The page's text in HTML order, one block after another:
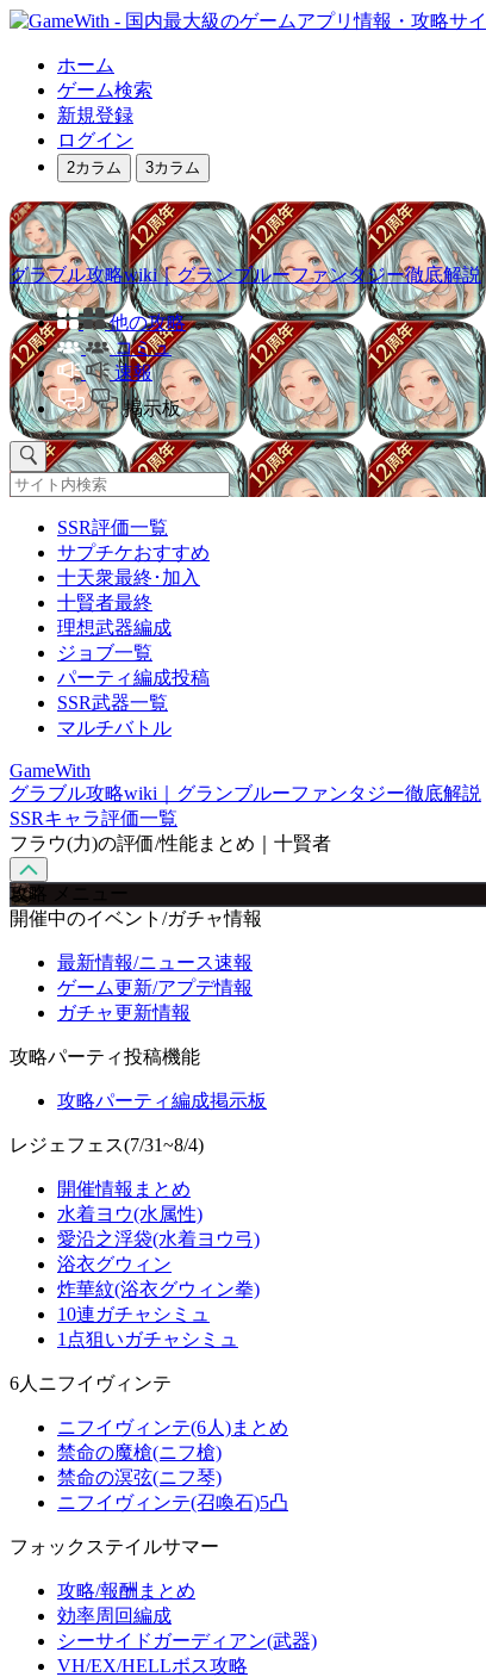
ホーム
ゲーム検索
新規登録
ログイン
2カラム 3カラム
グラブル攻略wiki｜グランブルーファンタジー徹底解説
他の攻略
コミュ
速報
掲示板
SSR評価一覧
サプチケおすすめ
十天衆最終･加入
十賢者最終
理想武器編成
ジョブ一覧
パーティ編成投稿
SSR武器一覧
マルチバトル
GameWith
グラブル攻略wiki｜グランブルーファンタジー徹底解説
SSRキャラ評価一覧
フラウ(力)の評価/性能まとめ｜十賢者
攻略 メニュー
開催中のイベント/ガチャ情報
最新情報/ニュース速報
ゲーム更新/アプデ情報
ガチャ更新情報
攻略パーティ投稿機能
攻略パーティ編成掲示板
レジェフェス(7/31~8/4)
開催情報まとめ
水着ヨウ(水属性)
愛沿之浮袋(水着ヨウ弓)
浴衣グウィン
炸華紋(浴衣グウィン拳)
10連ガチャシミュ
1点狙いガチャシミュ
6人ニフイヴィンテ
ニフイヴィンテ(6人)まとめ
禁命の魔槍(ニフ槍)
禁命の溟弦(ニフ琴)
ニフイヴィンテ(召喚石)5凸
フォックステイルサマー
攻略/報酬まとめ
効率周回編成
シーサイドガーディアン(武器)
VH/EX/HELLボス攻略